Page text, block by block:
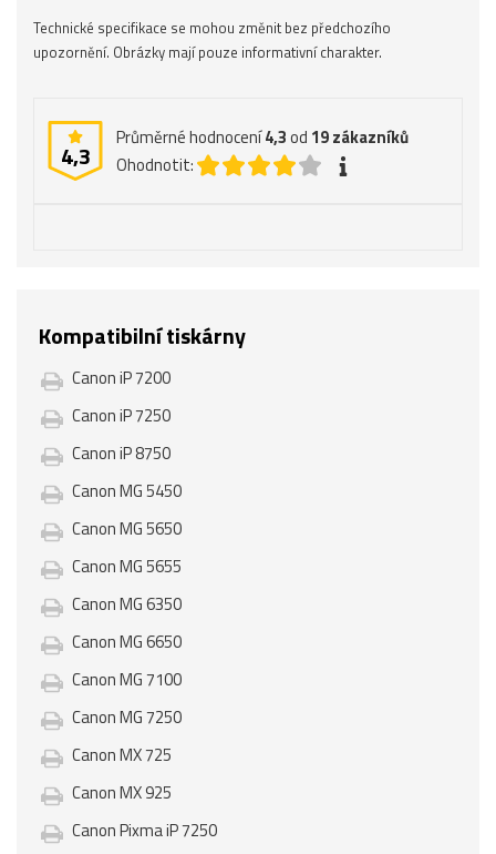
Technické specifikace se mohou změnit bez předchozího
upozornění. Obrázky mají pouze informativní charakter.
4,3
Průměrné hodnocení4,3od 19zákazníků
Ohodnotit:
Kompatibilní tiskárny
Canon iP 7200
Canon iP 7250
Canon iP 8750
Canon MG 5450
Canon MG 5650
Canon MG 5655
Canon MG 6350
Canon MG 6650
Canon MG 7100
Canon MG 7250
Canon MX 725
Canon MX 925
Canon Pixma iP 7250